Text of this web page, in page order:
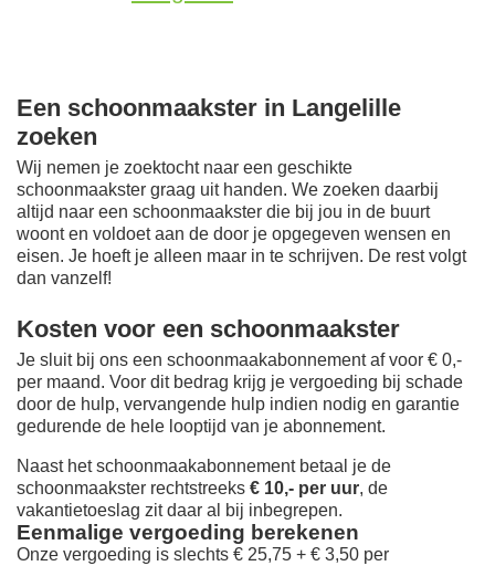
Een schoonmaakster in Langelille
zoeken
Wij nemen je zoektocht naar een geschikte
schoonmaakster graag uit handen. We zoeken daarbij
altijd naar een schoonmaakster die bij jou in de buurt
woont en voldoet aan de door je opgegeven wensen en
eisen. Je hoeft je alleen maar in te schrijven. De rest volgt
dan vanzelf!
Kosten voor een schoonmaakster
Je sluit bij ons een schoonmaakabonnement af voor € 0,-
per maand. Voor dit bedrag krijg je vergoeding bij schade
door de hulp, vervangende hulp indien nodig en garantie
gedurende de hele looptijd van je abonnement.
Naast het schoonmaakabonnement betaal je de
schoonmaakster rechtstreeks € 10,- per uur, de
vakantietoeslag zit daar al bij inbegrepen.
Eenmalige vergoeding berekenen
Onze vergoeding is slechts € 25,75 + € 3,50 per